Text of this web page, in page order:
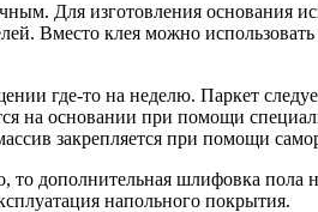
Для изготовления основания
Вместо клея можно
где-то на неделю. Паркет
на основании при помощи
закрепляется при помощи
дополнительная шлифовка пола
напольного покрытия.